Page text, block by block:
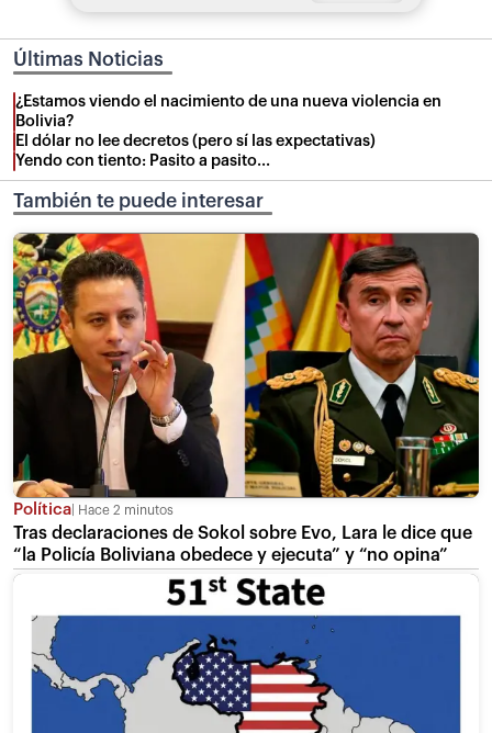
Últimas Noticias
¿Estamos viendo el nacimiento de una nueva violencia en
Bolivia?
El dólar no lee decretos (pero sí las expectativas)
Yendo con tiento: Pasito a pasito...
También te puede interesar
Política Hace 2 minutos
Tras declaraciones de Sokol sobre Evo, Lara le dice que
“la Policía Boliviana obedece y ejecuta” y “no opina”